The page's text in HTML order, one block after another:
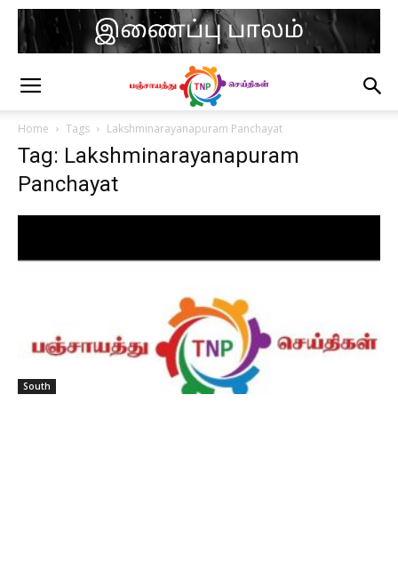
Home Tags Lakshminarayanapuram Panchayat
Tag: Lakshminarayanapuram
Panchayat
South